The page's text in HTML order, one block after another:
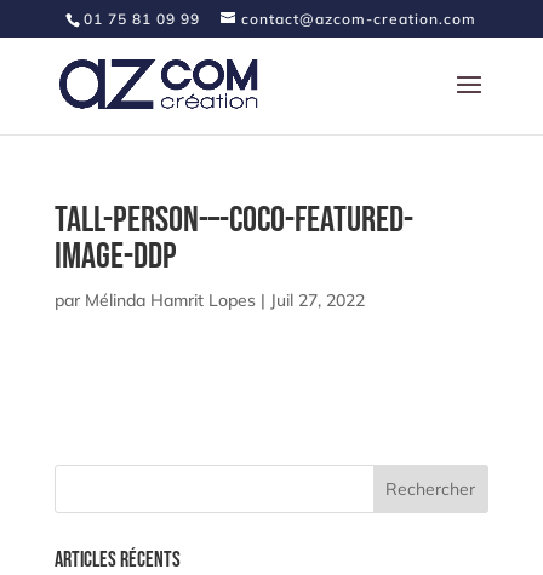
01 75 81 09 99 contact@azcom-creation.com
Tall-Person-–-Coco-featured-
image-ddp
par Mélinda Hamrit Lopes| Juil 27, 2022
Articles récents